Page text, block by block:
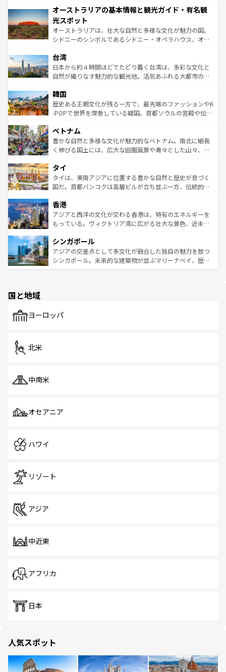
部のニューオーリンズでは、音楽と美食が融合した独特の
文化が魅力。旅行者はアメリカの各地域で異なる魅力を楽
しみながら、その多様性と豊かな歴史を感じることができ
るだろう。車でのロードトリップや列車の旅も、アメリカ
情報は
ワイ島は見逃せない。また、定番の観光地といえばオアフ
島だが、静かな自然を求めるならマウイ島やカウアイ島が
おすすめ。エメラルドグリーンに輝く海をはじめ、豊かな
文化や歴史が息づいている。「アロハスピリット」と呼ば
人々、おいしいローカルフードやハワイアンミュージッ
ク、伝統的なフラダンスなど、すべてがハワイの魅力を彩
っている。訪れるたびに新しい発見と感動が待っているハ
はコンテンツ一覧
オーストラリアの基本情報と観光ガイド・有名観
光スポット
オーストラリアは、壮大な自然と多様な文化が魅力の国。
シドニーのシンボルであるシドニー・オペラハウス、オー
リアリーフや大陸中央部にそびえるウルル（エアーズロッ
ク）、タスマニアの美しい原生林やケアンズの熱帯雨林な
ど、見どころがたくさん。また、カフェやワイン、オージ
いる。アクティビティも充実しており、サーフィンやダイ
ビング、ハイキングなど、アウトドア好きにはたまらな
い。オーストラリアの多彩な魅力を存分に味わいつくそ
参照してほしい。
台湾
日本から約４時間ほどでたどり着く台湾は、多彩な文化と
自然が織りなす魅力的な観光地。活気あふれる大都市の台
ン）、静ひつな山岳地帯である台湾東部など、都市の喧騒
と山間の静けさが共存しており、訪れる人に新しい発見と
驚きをもたらしてくれる。また、奥深い台湾の食文化も魅
容にもいいと評判のスイーツなど、バラエティ豊かな料理
が味わえる。 なお、新着の台湾情報は コンテンツ一覧を参
照してほしい。
韓国
歴史ある王朝文化が残る一方で、最先端のファッションやK
-POPで世界を席巻している韓国。首都ソウルの宮殿や伝統
き、地方に足を延ばせば四季折々の自然美を楽しむことが
できる。そして、キムチや焼肉、絶品のストリートフード
まで、さまざまな韓国料理が待っている。夜には、韓国な
リティに包まれながら、韓国の多彩な魅力を心ゆくまで味
わってみてほしい。 なお、新着の韓国情報はコンテンツ一
覧を参照してほしい。
ベトナム
豊かな自然と多様な文化が魅力的なベトナム。南北に細長
く伸びる国土には、広大な田園風景や青々とした山々、世
急速な発展と共に伝統が息づく。ハノイの古い町並みやホ
ーチミン市のフランス統治時代の建物も、独特の雰囲気を
醸し出している。また、バラエティの豊かさとおいしさで
とつ。フォーやバインミー、ベトナムコーヒーなどは、ぜ
ひ現地で味わいたい。どの地域を訪れてもあたたかい人々
が旅行者を迎えてくれるので、きっと忘れられない旅にな
参照してほしい。
タイ
タイは、東南アジアに位置する豊かな自然と歴史が息づく
国だ。首都バンコクは高層ビルが立ち並ぶ一方、伝統的な
の活気が交差している。北部ではチェンマイなどの山岳地
帯で自然と触れ合い、南部ではプーケットやクラビの美し
いビーチでリゾート気分を楽しむことができる。タイ料理
激する。気候は一年中温暖で、どの季節にも異なる楽しみ
が待っている。親しみやすいタイの人々、仏教を中心とし
た文化、そして多様な観光資源が、訪れる旅人を魅了し続
香港
アジアと西洋の文化が交わる香港は、特有のエネルギーを
もっている。ヴィクトリア湾に広がる壮大な景色、近未来
み、どこを訪れても感動するはず。観光スポットが密集し
ており、効率よく見どころを回れるのも魅力。息をのむよ
うな絶景から文化的な体験まで、香港を存分に楽しみ尽く
シンガポール
アジアの交差点として多文化が融合した独自の魅力を放つ
シンガポール。未来的な建築物が並ぶマリーナベイ、歴史
で、ホーカーズは地元の風情を楽しめる外せないスポット
国と地域
ヨーロッパ
北米
中南米
オセアニア
ハワイ
リゾート
アジア
中近東
アフリカ
日本
人気スポット